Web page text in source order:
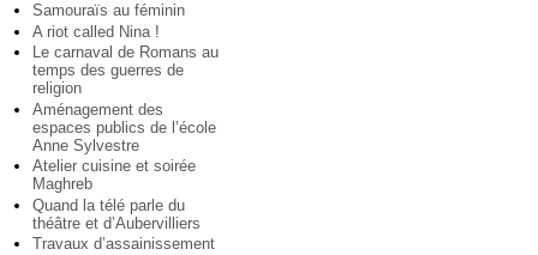
Samouraïs au féminin
A riot called Nina !
Le carnaval de Romans au
temps des guerres de
religion
Aménagement des
espaces publics de l’école
Anne Sylvestre
Atelier cuisine et soirée
Maghreb
Quand la télé parle du
théâtre et d’Aubervilliers
Travaux d’assainissement